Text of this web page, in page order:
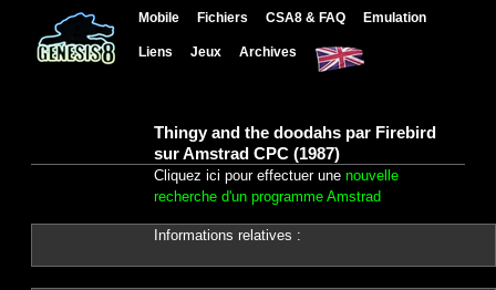
Mobile Fichiers CSA8 & FAQ Emulation
Liens Jeux Archives
Thingy and the doodahs par Firebird
sur Amstrad CPC (1987)
Cliquez ici pour effectuer une nouvelle
recherche d'un programme Amstrad
Informations relatives :